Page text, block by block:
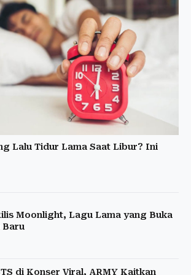
Lalu Tidur Lama Saat Libur? Ini
Moonlight, Lagu Lama yang Buka
Baru
di Konser Viral, ARMY Kaitkan